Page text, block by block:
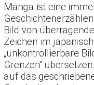
Manga ist eine
Bild von
Zeichen im
„unkontrollierbare
Grenzen“
auf das